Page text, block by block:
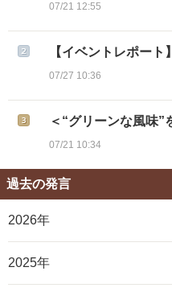
07/21 12:55
【イベントレポー
07/27 10:36
＜“グリーンな風味
07/21 10:34
過去の発言
2026年
2025年